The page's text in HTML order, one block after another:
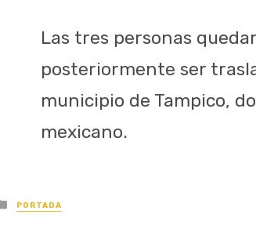
Las tres personas
posteriormente ser
municipio de Tampico,
mexicano.
Posted
in
PORTADA